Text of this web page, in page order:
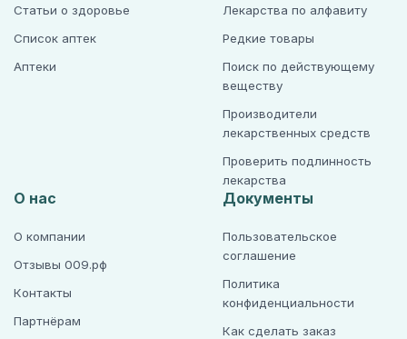
Статьи о здоровье
Список аптек
Аптеки
Лекарства по алфавиту
Редкие товары
Поиск по действующему
веществу
Производители
лекарственных средств
Проверить подлинность
лекарства
О нас
О компании
Отзывы 009.рф
Контакты
Партнёрам
Документы
Пользовательское
соглашение
Политика
конфиденциальности
Как сделать заказ